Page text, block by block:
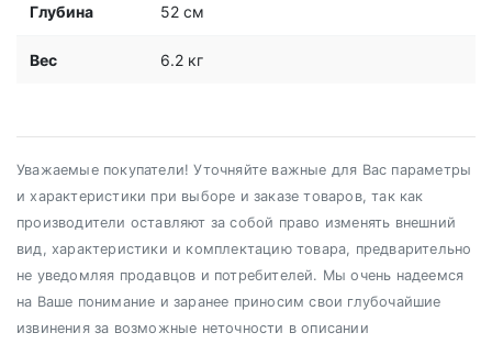
Глубина 52 см
Вес 6.2 кг
Уважаемые покупатели! Уточняйте важные для Вас параметры
и характеристики при выборе и заказе товаров, так как
производители оставляют за собой право изменять внешний
вид, характеристики и комплектацию товара, предварительно
не уведомляя продавцов и потребителей. Мы очень надеемся
на Ваше понимание и заранее приносим свои глубочайшие
извинения за возможные неточности в описании